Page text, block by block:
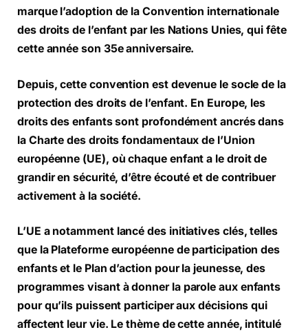
marque l’adoption de la Convention internationale
des droits de l’enfant par les Nations Unies, qui fête
cette année son 35e anniversaire.
Depuis, cette convention est devenue le socle de la
protection des droits de l’enfant. En Europe, les
droits des enfants sont profondément ancrés dans
la Charte des droits fondamentaux de l’Union
européenne (UE), où chaque enfant a le droit de
grandir en sécurité, d’être écouté et de contribuer
activement à la société.
L’UE a notamment lancé des initiatives clés, telles
que la Plateforme européenne de participation des
enfants et le Plan d’action pour la jeunesse, des
programmes visant à donner la parole aux enfants
pour qu’ils puissent participer aux décisions qui
affectent leur vie. Le thème de cette année, intitulé